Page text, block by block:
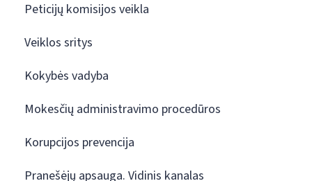
Peticijų komisijos veikla
Veiklos sritys
Kokybės vadyba
Mokesčių administravimo procedūros
Korupcijos prevencija
Pranešėjų apsauga. Vidinis kanalas